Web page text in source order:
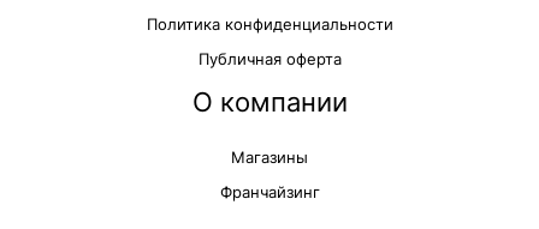
Политика конфиденциальности
Публичная оферта
О компании
Магазины
Франчайзинг